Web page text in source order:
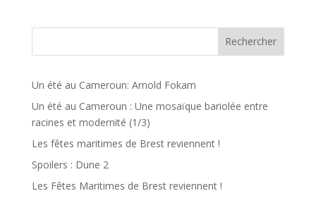
Rechercher
Un été au Cameroun: Arnold Fokam
Un été au Cameroun : Une mosaïque bariolée entre
racines et modernité (1/3)
Les fêtes maritimes de Brest reviennent !
Spoilers : Dune 2
Les Fêtes Maritimes de Brest reviennent !